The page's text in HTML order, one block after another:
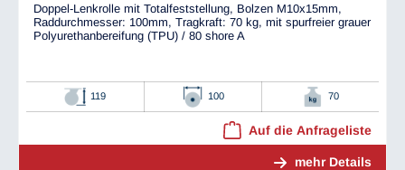
Doppel-Lenkrolle mit Totalfeststellung, Bolzen M10x15mm,
Raddurchmesser: 100mm, Tragkraft: 70 kg, mit spurfreier grauer
Polyurethanbereifung (TPU) / 80 shore A
119 100 70
Auf die Anfrageliste
mehr Details